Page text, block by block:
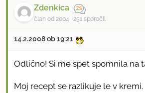
Zdenkica
član od 2004 251 sporočil
14.2.2008 ob 19:21
Odlično! Si me spet spomnila na
Moj recept se razlikuje le v kremi.